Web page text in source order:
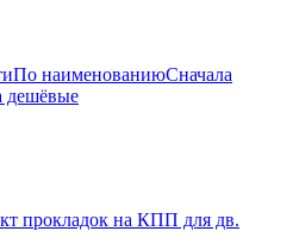
По наименованиюСначала
дешёвые